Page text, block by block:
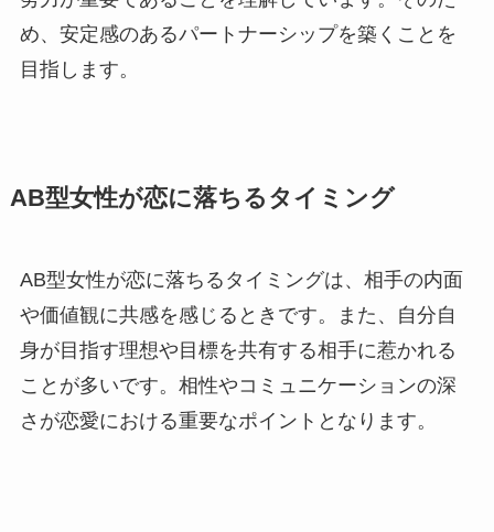
め、安定感のあるパートナーシップを築くことを
目指します。
AB型女性が恋に落ちるタイミング
AB型女性が恋に落ちるタイミングは、相手の内面
や価値観に共感を感じるときです。また、自分自
身が目指す理想や目標を共有する相手に惹かれる
ことが多いです。相性やコミュニケーションの深
さが恋愛における重要なポイントとなります。